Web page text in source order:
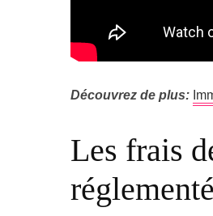
Découvrez de plus:
Les frais